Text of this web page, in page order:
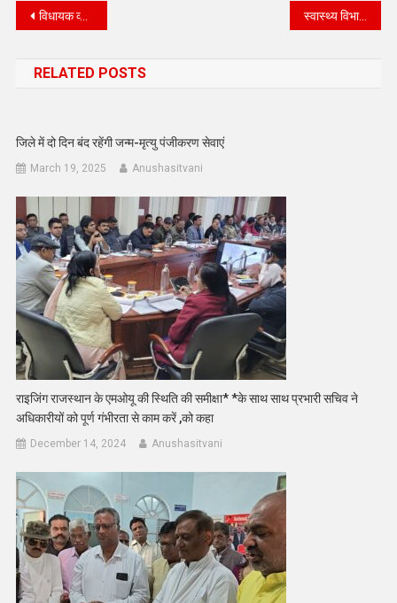
Post
विधायक व्यास ने दो दिवसीय कॅरिअर काउन्सलर के पोस्टर का विमोचन किया *’ स्वास्थ्य विभाग की कार्रवाई के दौरान 1160 किलो मावा नष्ट करवाया
RELATED POSTS
जिले में दो दिन बंद रहेंगी जन्म-मृत्यु पंजीकरण सेवाएं
March 19, 2025 Anushasitvani
राइजिंग राजस्थान के एमओयू की स्थिति की समीक्षा* *के साथ साथ प्रभारी सचिव ने
अधिकारीयों को पूर्ण गंभीरता से काम करें ,को कहा
December 14, 2024 Anushasitvani